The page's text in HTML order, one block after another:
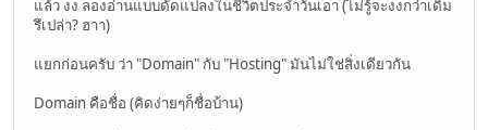
แล้ว งง ลองอ่านแบบดัดแปลงในชีวิตประจำวันเอา (ไม่รู้จะงงกว่าเดิม
รึเปล่า? ฮาา)
แยกก่อนครับ ว่า "Domain" กับ "Hosting" มันไม่ใช่สิ่งเดียวกัน
Domain คือชื่อ (คิดง่ายๆก็ชื่อบ้าน)